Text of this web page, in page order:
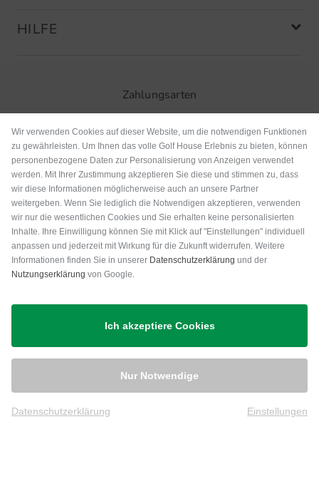
HILFE
Zahlungsarten
Versand
Wir verwenden Cookies auf dieser Website, um die notwendigen Funktionen
zu gewährleisten. Um Ihnen das volle Golf House Erlebnis zu bieten, können
personenbezogene Daten zur Personalisierung von Anzeigen verwendet
werden. Mit Ihrer Zustimmung akzeptieren Sie diese und stimmen zu, dass
wir diese Informationen möglicherweise auch an unsere Partner
weitergeben. Wenn Sie lediglich die Notwendigen akzeptieren, verwenden
wir nur die wesentlichen Cookies und Sie erhalten keine personalisierten
Inhalte. Ihre Einwilligung können Sie mit Klick auf "Einstellungen" individuell
anpassen und jederzeit mit Wirkung für die Zukunft widerrufen. Weitere
Informationen finden Sie in unserer Datenschutzerklärung und der
Nutzungserklärung von Google.
Ich akzeptiere Cookies
Nur Notwendige
Datenschutzerklärung Einstellungen